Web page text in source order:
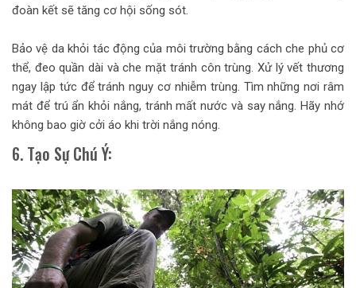
đoàn kết sẽ tăng cơ hội sống sót.
Bảo vệ da khỏi tác động của môi trường bằng cách che phủ cơ
thể, đeo quần dài và che mặt tránh côn trùng. Xử lý vết thương
ngay lập tức để tránh nguy cơ nhiễm trùng. Tìm những nơi râm
mát để trú ẩn khỏi nắng, tránh mất nước và say nắng. Hãy nhớ
không bao giờ cởi áo khi trời nắng nóng.
6. Tạo Sự Chú Ý: